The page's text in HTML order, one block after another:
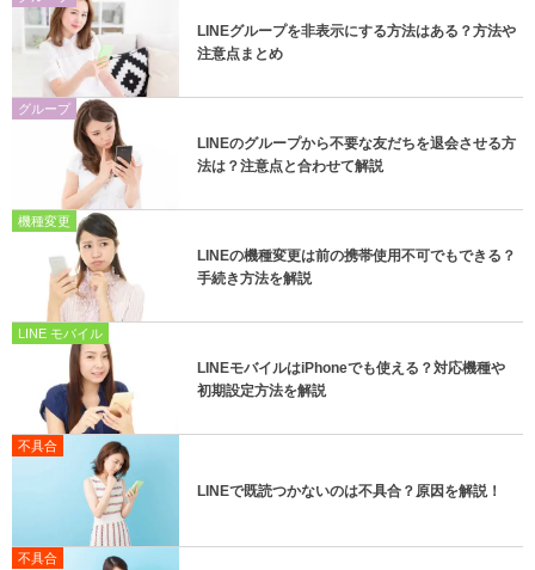
LINEグループを非表示にする方法はある？方法や
注意点まとめ
グループ
LINEのグループから不要な友だちを退会させる方
法は？注意点と合わせて解説
機種変更
LINEの機種変更は前の携帯使用不可でもできる？
手続き方法を解説
LINE モバイル
LINEモバイルはiPhoneでも使える？対応機種や
初期設定方法を解説
不具合
LINEで既読つかないのは不具合？原因を解説！
不具合